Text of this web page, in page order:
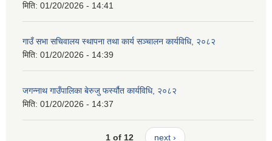
मिति: 01/20/2026 - 14:41
गाउँ सभा सचिवालय स्थापना तथा कार्य सञ्चालन कार्यविधि, २०८२
मिति: 01/20/2026 - 14:39
जगन्नाथ गाउँपालिका बेरुजु फर्स्यौत कार्यविधि, २०८२
मिति: 01/20/2026 - 14:37
1 of 12 next ›